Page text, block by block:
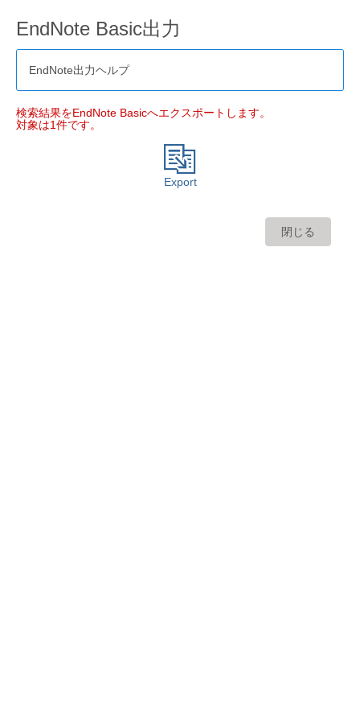
EndNote Basic出力
EndNote出力ヘルプ
検索結果をEndNote Basicへエクスポートします。
対象は1件です。
Export